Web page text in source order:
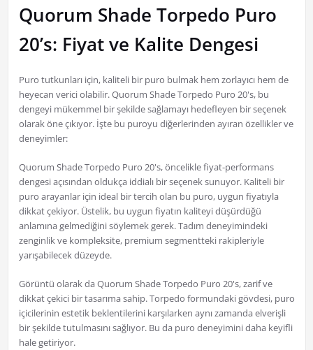
Quorum Shade Torpedo Puro
20’s: Fiyat ve Kalite Dengesi
Puro tutkunları için, kaliteli bir puro bulmak hem zorlayıcı hem de
heyecan verici olabilir. Quorum Shade Torpedo Puro 20's, bu
dengeyi mükemmel bir şekilde sağlamayı hedefleyen bir seçenek
olarak öne çıkıyor. İşte bu puroyu diğerlerinden ayıran özellikler ve
deneyimler:
Quorum Shade Torpedo Puro 20's, öncelikle fiyat-performans
dengesi açısından oldukça iddialı bir seçenek sunuyor. Kaliteli bir
puro arayanlar için ideal bir tercih olan bu puro, uygun fiyatıyla
dikkat çekiyor. Üstelik, bu uygun fiyatın kaliteyi düşürdüğü
anlamına gelmediğini söylemek gerek. Tadım deneyimindeki
zenginlik ve kompleksite, premium segmentteki rakipleriyle
yarışabilecek düzeyde.
Görüntü olarak da Quorum Shade Torpedo Puro 20's, zarif ve
dikkat çekici bir tasarıma sahip. Torpedo formundaki gövdesi, puro
içicilerinin estetik beklentilerini karşılarken aynı zamanda elverişli
bir şekilde tutulmasını sağlıyor. Bu da puro deneyimini daha keyifli
hale getiriyor.